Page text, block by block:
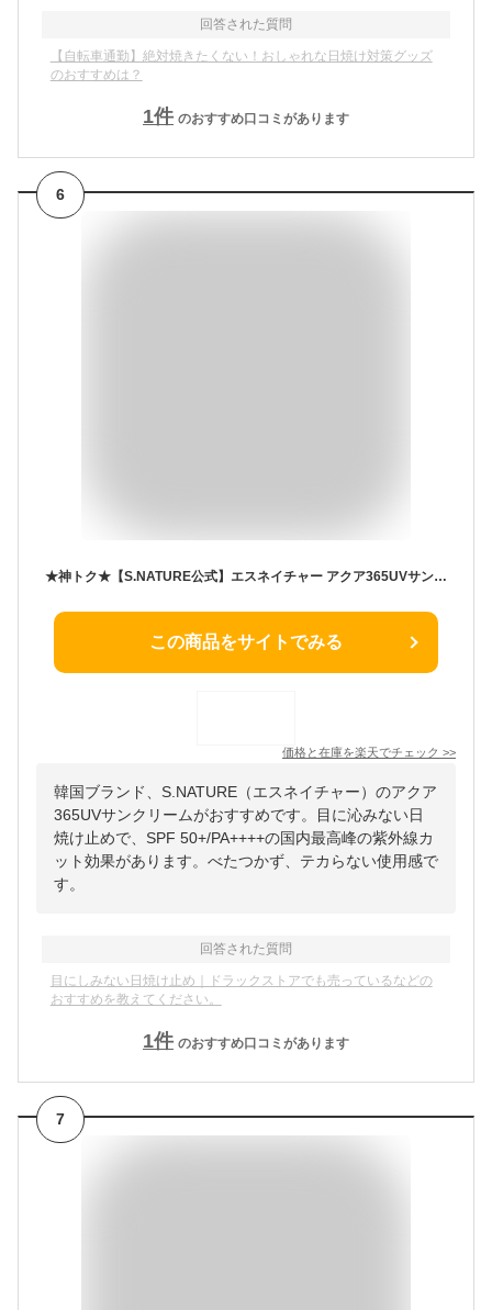
回答された質問
【自転車通勤】絶対焼きたくない！おしゃれな日焼け対策グッズ
のおすすめは？
1件 のおすすめ口コミがあります
6
★神トク★【S.NATURE公式】エスネイチャー アクア365UVサンクリーム 40mL SPF 50+/PA++++ S.NATURE AQUA 365 UV SUN 日焼け止め 目に沁みない 韓国 韓国スキンケア 敏感肌でも使える
この商品をサイトでみる
価格と在庫を楽天でチェック >>
韓国ブランド、S.NATURE（エスネイチャー）のアクア
365UVサンクリームがおすすめです。目に沁みない日
焼け止めで、SPF 50+/PA++++の国内最高峰の紫外線カ
ット効果があります。べたつかず、テカらない使用感で
す。
回答された質問
目にしみない日焼け止め｜ドラックストアでも売っているなどの
おすすめを教えてください。
1件 のおすすめ口コミがあります
7